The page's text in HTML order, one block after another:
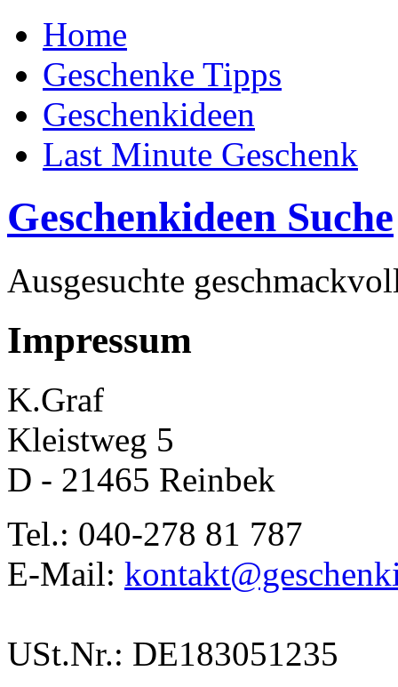
Home
Geschenke Tipps
Geschenkideen
Last Minute Geschenk
Geschenkideen Suche
Ausgesuchte
Impressum
K.Graf
Kleistweg 5
D - 21465 Reinbek
Tel.: 040-278 81 787
E-Mail:
USt.Nr.: DE183051235